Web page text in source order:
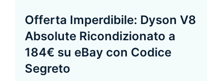
Offerta Imperdibile: Dyson V8
Absolute Ricondizionato a
184€ su eBay con Codice
Segreto